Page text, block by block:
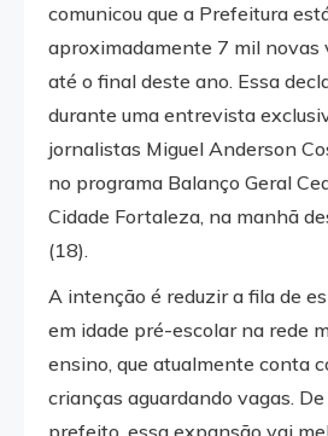
comunicou que a Prefeitura
aproximadamente 7 mil novas
até o final deste ano. Essa
durante uma entrevista
jornalistas Miguel Anderson
no programa Balanço Geral
Cidade Fortaleza, na manhã
(18).
A intenção é reduzir a fila de
em idade pré-escolar na rede
ensino, que atualmente conta
crianças aguardando vagas.